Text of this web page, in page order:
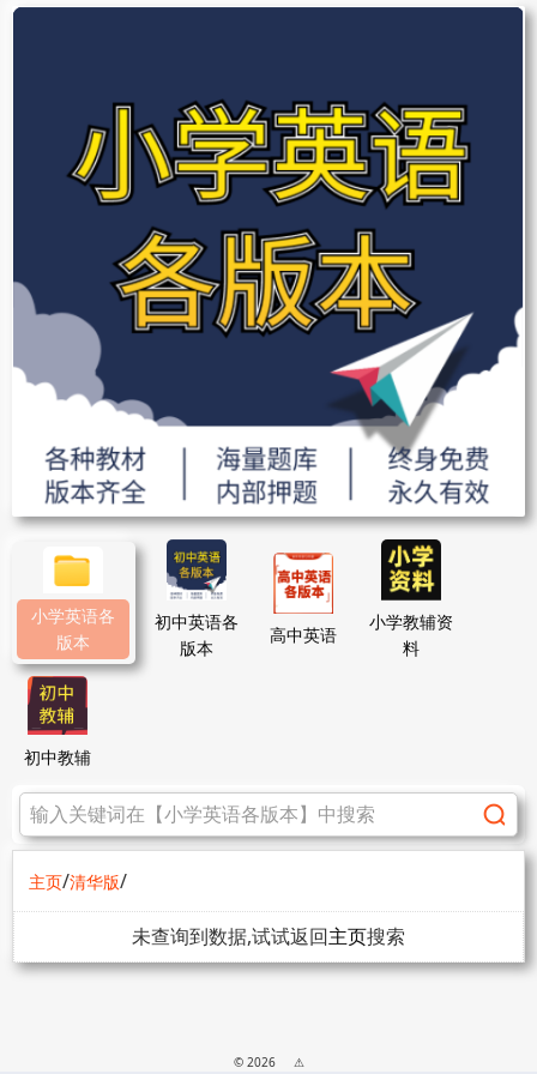
小学英语各
版本
初中英语各
版本
高中英语
小学教辅资
料
初中教辅
主页/清华版/
未查询到数据,试试返回主页搜索
© 2026 ⚠